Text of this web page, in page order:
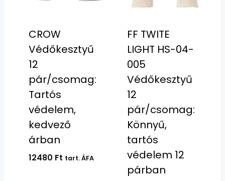
CROW
Védőkesztyű
12
pár/csomag:
Tartós
védelem,
kedvező
árban
12480 Ft tart. ÁFA
FF TWITE
LIGHT HS-04-
005
Védőkesztyű
12
pár/csomag:
Könnyű,
tartós
védelem 12
párban